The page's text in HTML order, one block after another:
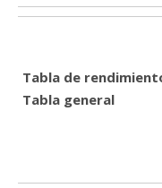
Tabla de
Tabla general